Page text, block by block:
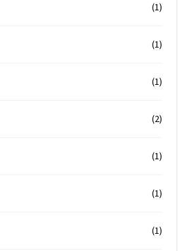
(1)
(1)
(1)
(2)
(1)
(1)
(1)